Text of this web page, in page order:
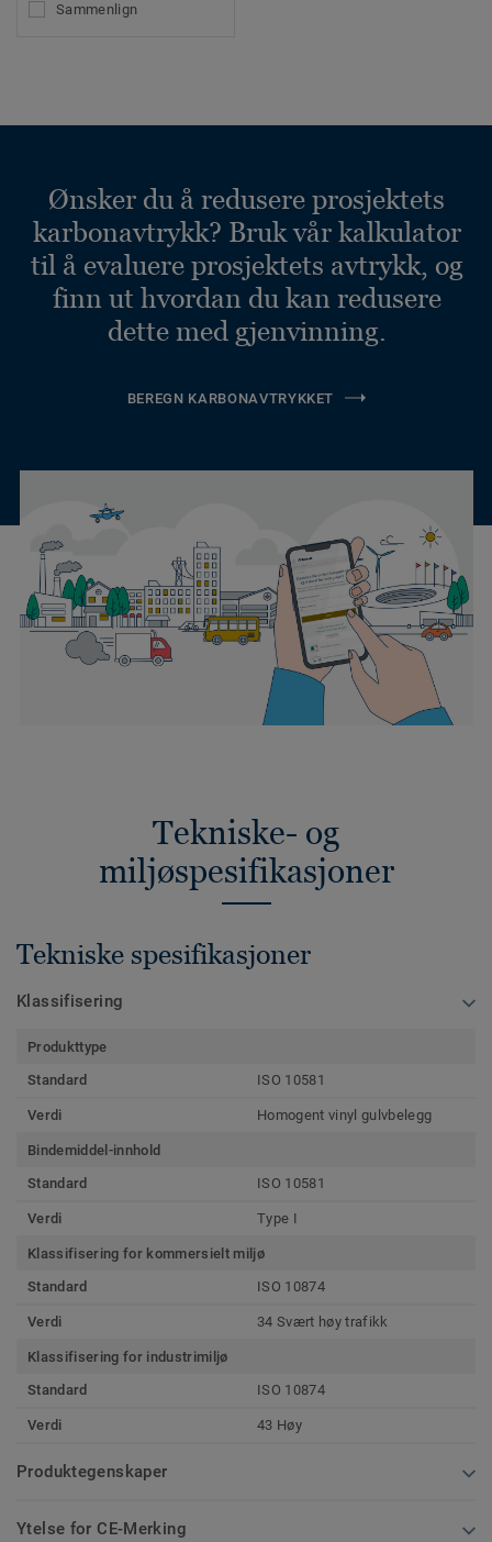
Sammenlign
Ønsker du å redusere prosjektets
karbonavtrykk? Bruk vår kalkulator
til å evaluere prosjektets avtrykk, og
finn ut hvordan du kan redusere
dette med gjenvinning.
BEREGN KARBONAVTRYKKET
Tekniske- og
miljøspesifikasjoner
Tekniske spesifikasjoner
Klassifisering
Produkttype
Standard
ISO 10581
Verdi Homogent vinyl gulvbelegg
Bindemiddel-innhold
Standard
ISO 10581
Verdi Type I
Klassifisering for kommersielt miljø
Standard
ISO 10874
Verdi 34 Svært høy trafikk
Klassifisering for industrimiljø
Standard
ISO 10874
Verdi 43 Høy
Produktegenskaper
Ytelse for CE-Merking